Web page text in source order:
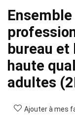
bureau et
haute
adultes
Ajouter à mes